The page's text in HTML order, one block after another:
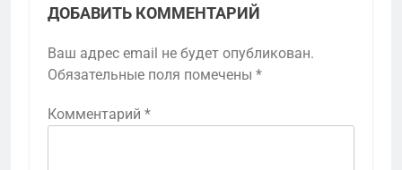
ДОБАВИТЬ КОММЕНТАРИЙ
Ваш адрес email не будет опубликован.
Обязательные поля помечены *
Комментарий *